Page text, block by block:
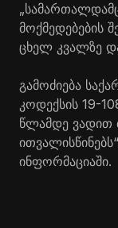
მოქმედებების
ცხელ კვალზე
გამოძიება
კოდექსის 19-
წლამდე ვადით
ინფორმაციაში.